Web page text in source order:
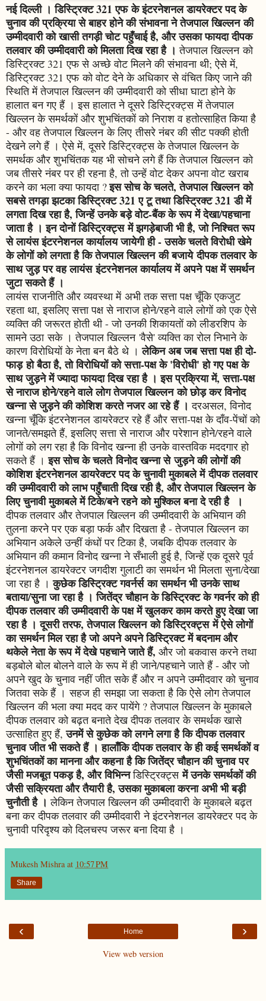
नई दिल्ली । डिस्ट्रिक्ट 321 एफ के इंटरनेशनल डायरेक्टर पद के
चुनाव की प्रक्रिया से बाहर होने की संभावना ने तेजपाल खिल्लन की
उम्मीदवारी को खासी तगड़ी चोट पहुँचाई है, और उसका फायदा दीपक
तलवार की उम्मीदवारी को मिलता दिख रहा है । तेजपाल खिल्लन को
डिस्ट्रिक्ट 321 एफ से अच्छे वोट मिलने की संभावना थी; ऐसे में,
डिस्ट्रिक्ट 321 एफ को वोट देने के अधिकार से वंचित किए जाने की
स्थिति में तेजपाल खिल्लन की उम्मीदवारी को सीधा घाटा होने के
हालात बन गए हैं । इस हालात ने दूसरे डिस्ट्रिक्ट्स में तेजपाल
खिल्लन के समर्थकों और शुभचिंतकों को निराश व हतोत्साहित किया है
- और वह तेजपाल खिल्लन के लिए तीसरे नंबर की सीट पक्की होती
देखने लगे हैं । ऐसे में, दूसरे डिस्ट्रिक्ट्स के तेजपाल खिल्लन के
समर्थक और शुभचिंतक यह भी सोचने लगे हैं कि तेजपाल खिल्लन को
जब तीसरे नंबर पर ही रहना है, तो उन्हें वोट देकर अपना वोट खराब
करने का भला क्या फायदा ?इस सोच के चलते, तेजपाल खिल्लन को
सबसे तगड़ा झटका डिस्ट्रिक्ट 321 ए टू तथा डिस्ट्रिक्ट 321 डी में
लगता दिख रहा है, जिन्हें उनके बड़े वोट-बैंक के रूप में देखा/पहचाना
जाता है । इन दोनों डिस्ट्रिक्ट्स में झगड़ेबाजी भी है, जो निश्चित रूप
से लायंस इंटरनेशनल कार्यालय जायेगी ही - उसके चलते विरोधी खेमे
के लोगों को लगता है कि तेजपाल खिल्लन की बजाये दीपक तलवार के
साथ जुड़ पर वह लायंस इंटरनेशनल कार्यालय में अपने पक्ष में समर्थन
जुटा सकते हैं ।
लायंस राजनीति और व्यवस्था में अभी तक सत्ता पक्ष चूँकि एकजुट
रहता था, इसलिए सत्ता पक्ष से नाराज होने/रहने वाले लोगों को एक ऐसे
व्यक्ति की जरूरत होती थी - जो उनकी शिकायतों को लीडरशिप के
सामने उठा सके । तेजपाल खिल्लन 'वैसे' व्यक्ति का रोल निभाने के
कारण विरोधियों के नेता बन बैठे थे ।लेकिन अब जब सत्ता पक्ष ही दो-
फाड़ हो बैठा है, तो विरोधियों को सत्ता-पक्ष के 'विरोधी' हो गए पक्ष के
साथ जुड़ने में ज्यादा फायदा दिख रहा है । इस प्रक्रिया में, सत्ता-पक्ष
से नाराज होने/रहने वाले लोग तेजपाल खिल्लन को छोड़ कर विनोद
खन्ना से जुड़ने की कोशिश करते नजर आ रहे हैं । दरअसल, विनोद
खन्ना चूँकि इंटरनेशनल डायरेक्टर रहे हैं और सत्ता-पक्ष के दाँव-पेंचों को
जानते/समझते हैं, इसलिए सत्ता से नाराज और परेशान होने/रहने वाले
लोगों को लग रहा है कि विनोद खन्ना ही उनके वास्तविक मददगार हो
सकते हैं ।इस सोच के चलते विनोद खन्ना से जुड़ने की लोगों की
कोशिश इंटरनेशनल डायरेक्टर पद के चुनावी मुकाबले में दीपक तलवार
की उम्मीदवारी को लाभ पहुँचाती दिख रही है, और तेजपाल खिल्लन के
लिए चुनावी मुकाबले में टिके/बने रहने को मुश्किल बना दे रही है ।
दीपक तलवार और तेजपाल खिल्लन की उम्मीदवारी के अभियान की
तुलना करने पर एक बड़ा फर्क और दिखता है - तेजपाल खिल्लन का
अभियान अकेले उन्हीं कंधों पर टिका है, जबकि दीपक तलवार के
अभियान की कमान विनोद खन्ना ने सँभाली हुई है, जिन्हें एक दूसरे पूर्व
इंटरनेशनल डायरेक्टर जगदीश गुलाटी का समर्थन भी मिलता सुना/देखा
जा रहा है ।कुछेक डिस्ट्रिक्ट गवर्नर्स का समर्थन भी उनके साथ
बताया/सुना जा रहा है । जितेंद्र चौहान के डिस्ट्रिक्ट के गवर्नर को ही
दीपक तलवार की उम्मीदवारी के पक्ष में खुलकर काम करते हुए देखा जा
रहा है । दूसरी तरफ, तेजपाल खिल्लन को डिस्ट्रिक्ट्स में ऐसे लोगों
का समर्थन मिल रहा है जो अपने अपने डिस्ट्रिक्ट में बदनाम और
थकेले नेता के रूप में देखे पहचाने जाते हैं, और जो बकवास करने तथा
बड़बोले बोल बोलने वाले के रूप में ही जाने/पहचाने जाते हैं - और जो
अपने खुद के चुनाव नहीं जीत सके हैं और न अपने उम्मीदवार को चुनाव
जितवा सके हैं । सहज ही समझा जा सकता है कि ऐसे लोग तेजपाल
खिल्लन की भला क्या मदद कर पायेंगे ? तेजपाल खिल्लन के मुकाबले
दीपक तलवार को बढ़त बनाते देख दीपक तलवार के समर्थक खासे
उत्साहित हुए हैं,उनमें से कुछेक को लगने लगा है कि दीपक तलवार
चुनाव जीत भी सकते हैं । हालाँकि दीपक तलवार के ही कई समर्थकों व
शुभचिंतकों का मानना और कहना है कि जितेंद्र चौहान की चुनाव पर
जैसी मजबूत पकड़ है, और विभिन्नडिस्ट्रिक्ट्समें उनके समर्थकों की
जैसी सक्रियता और तैयारी है, उसका मुकाबला करना अभी भी बड़ी
चुनौती है । लेकिन तेजपाल खिल्लन की उम्मीदवारी के मुकाबले बढ़त
बना कर दीपक तलवार की उम्मीदवारी ने इंटरनेशनल डायरेक्टर पद के
चुनावी परिदृश्य को दिलचस्प जरूर बना दिया है ।
Mukesh Mishra at 10:57 PM
Share
‹ ›
Home
View web version